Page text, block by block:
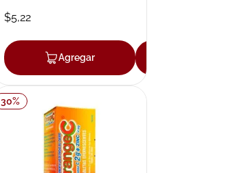
Agregar
tableta efervescente
x 10
$5,22
Agregar
30%